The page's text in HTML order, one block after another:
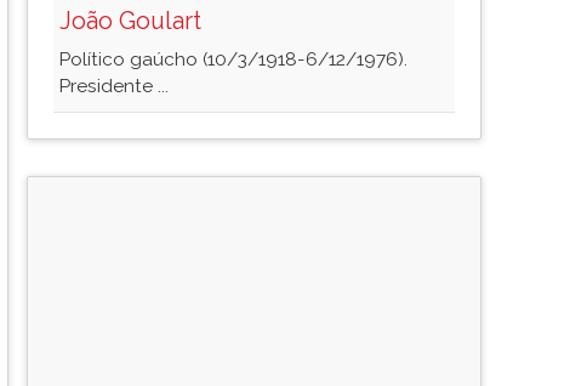
João Goulart
Político gaúcho (10/3/1918-6/12/1976).
Presidente ...